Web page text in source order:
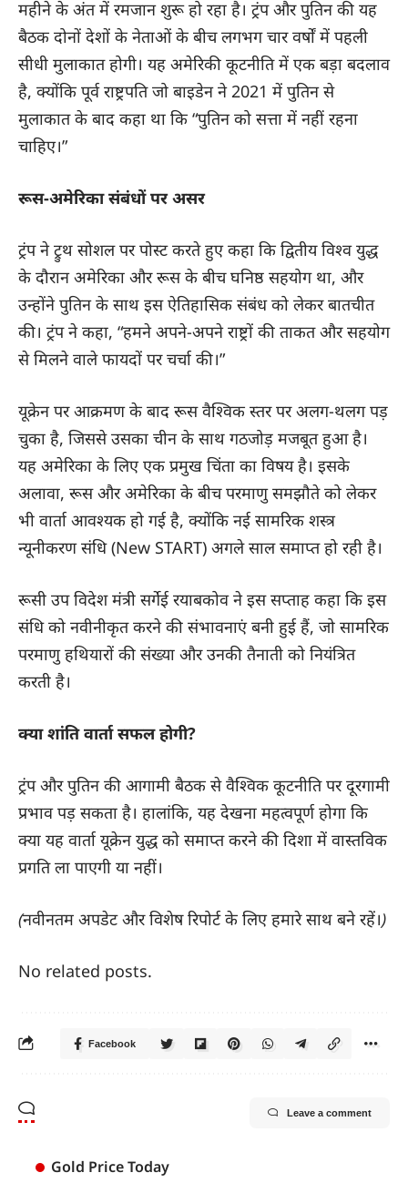
महीने के अंत में रमजान शुरू हो रहा है। ट्रंप और पुतिन की यह
बैठक दोनों देशों के नेताओं के बीच लगभग चार वर्षों में पहली
सीधी मुलाकात होगी। यह अमेरिकी कूटनीति में एक बड़ा बदलाव
है, क्योंकि पूर्व राष्ट्रपति जो बाइडेन ने 2021 में पुतिन से
मुलाकात के बाद कहा था कि “पुतिन को सत्ता में नहीं रहना
चाहिए।”
रूस-अमेरिका संबंधों पर असर
ट्रंप ने ट्रुथ सोशल पर पोस्ट करते हुए कहा कि द्वितीय विश्व युद्ध
के दौरान अमेरिका और रूस के बीच घनिष्ठ सहयोग था, और
उन्होंने पुतिन के साथ इस ऐतिहासिक संबंध को लेकर बातचीत
की। ट्रंप ने कहा, “हमने अपने-अपने राष्ट्रों की ताकत और सहयोग
से मिलने वाले फायदों पर चर्चा की।”
यूक्रेन पर आक्रमण के बाद रूस वैश्विक स्तर पर अलग-थलग पड़
चुका है, जिससे उसका चीन के साथ गठजोड़ मजबूत हुआ है।
यह अमेरिका के लिए एक प्रमुख चिंता का विषय है। इसके
अलावा, रूस और अमेरिका के बीच परमाणु समझौते को लेकर
भी वार्ता आवश्यक हो गई है, क्योंकि नई सामरिक शस्त्र
न्यूनीकरण संधि (New START) अगले साल समाप्त हो रही है।
रूसी उप विदेश मंत्री सर्गेई रयाबकोव ने इस सप्ताह कहा कि इस
संधि को नवीनीकृत करने की संभावनाएं बनी हुई हैं, जो सामरिक
परमाणु हथियारों की संख्या और उनकी तैनाती को नियंत्रित
करती है।
क्या शांति वार्ता सफल होगी?
ट्रंप और पुतिन की आगामी बैठक से वैश्विक कूटनीति पर दूरगामी
प्रभाव पड़ सकता है। हालांकि, यह देखना महत्वपूर्ण होगा कि
क्या यह वार्ता यूक्रेन युद्ध को समाप्त करने की दिशा में वास्तविक
प्रगति ला पाएगी या नहीं।
(नवीनतम अपडेट और विशेष रिपोर्ट के लिए हमारे साथ बने रहें।)
No related posts.
Facebook
Leave a comment
Gold Price Today